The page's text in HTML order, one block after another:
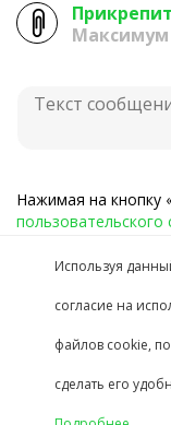
Максимум
Нажимая на кнопку
пользовательского
©
Используя
согласие на
файлов cookie,
сделать его